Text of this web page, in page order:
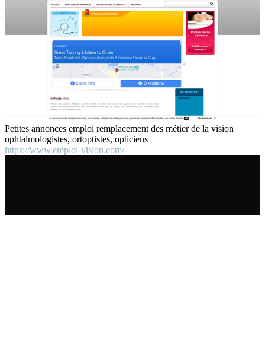
Petites annonces emploi remplacement des métier de la vision
ophtalmologistes, ortoptistes, opticiens
https://www.emploi-vision.com/